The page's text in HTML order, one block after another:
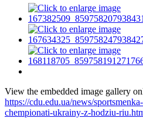
View the embedded image gallery
https://cdu.edu.ua/news/
chempionati-ukrainy-z-hodziu-